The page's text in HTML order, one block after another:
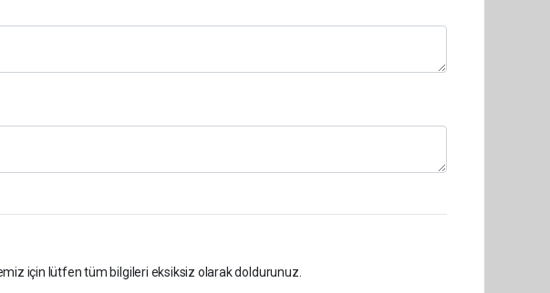
için lütfen tüm bilgileri eksiksiz olarak doldurunuz.